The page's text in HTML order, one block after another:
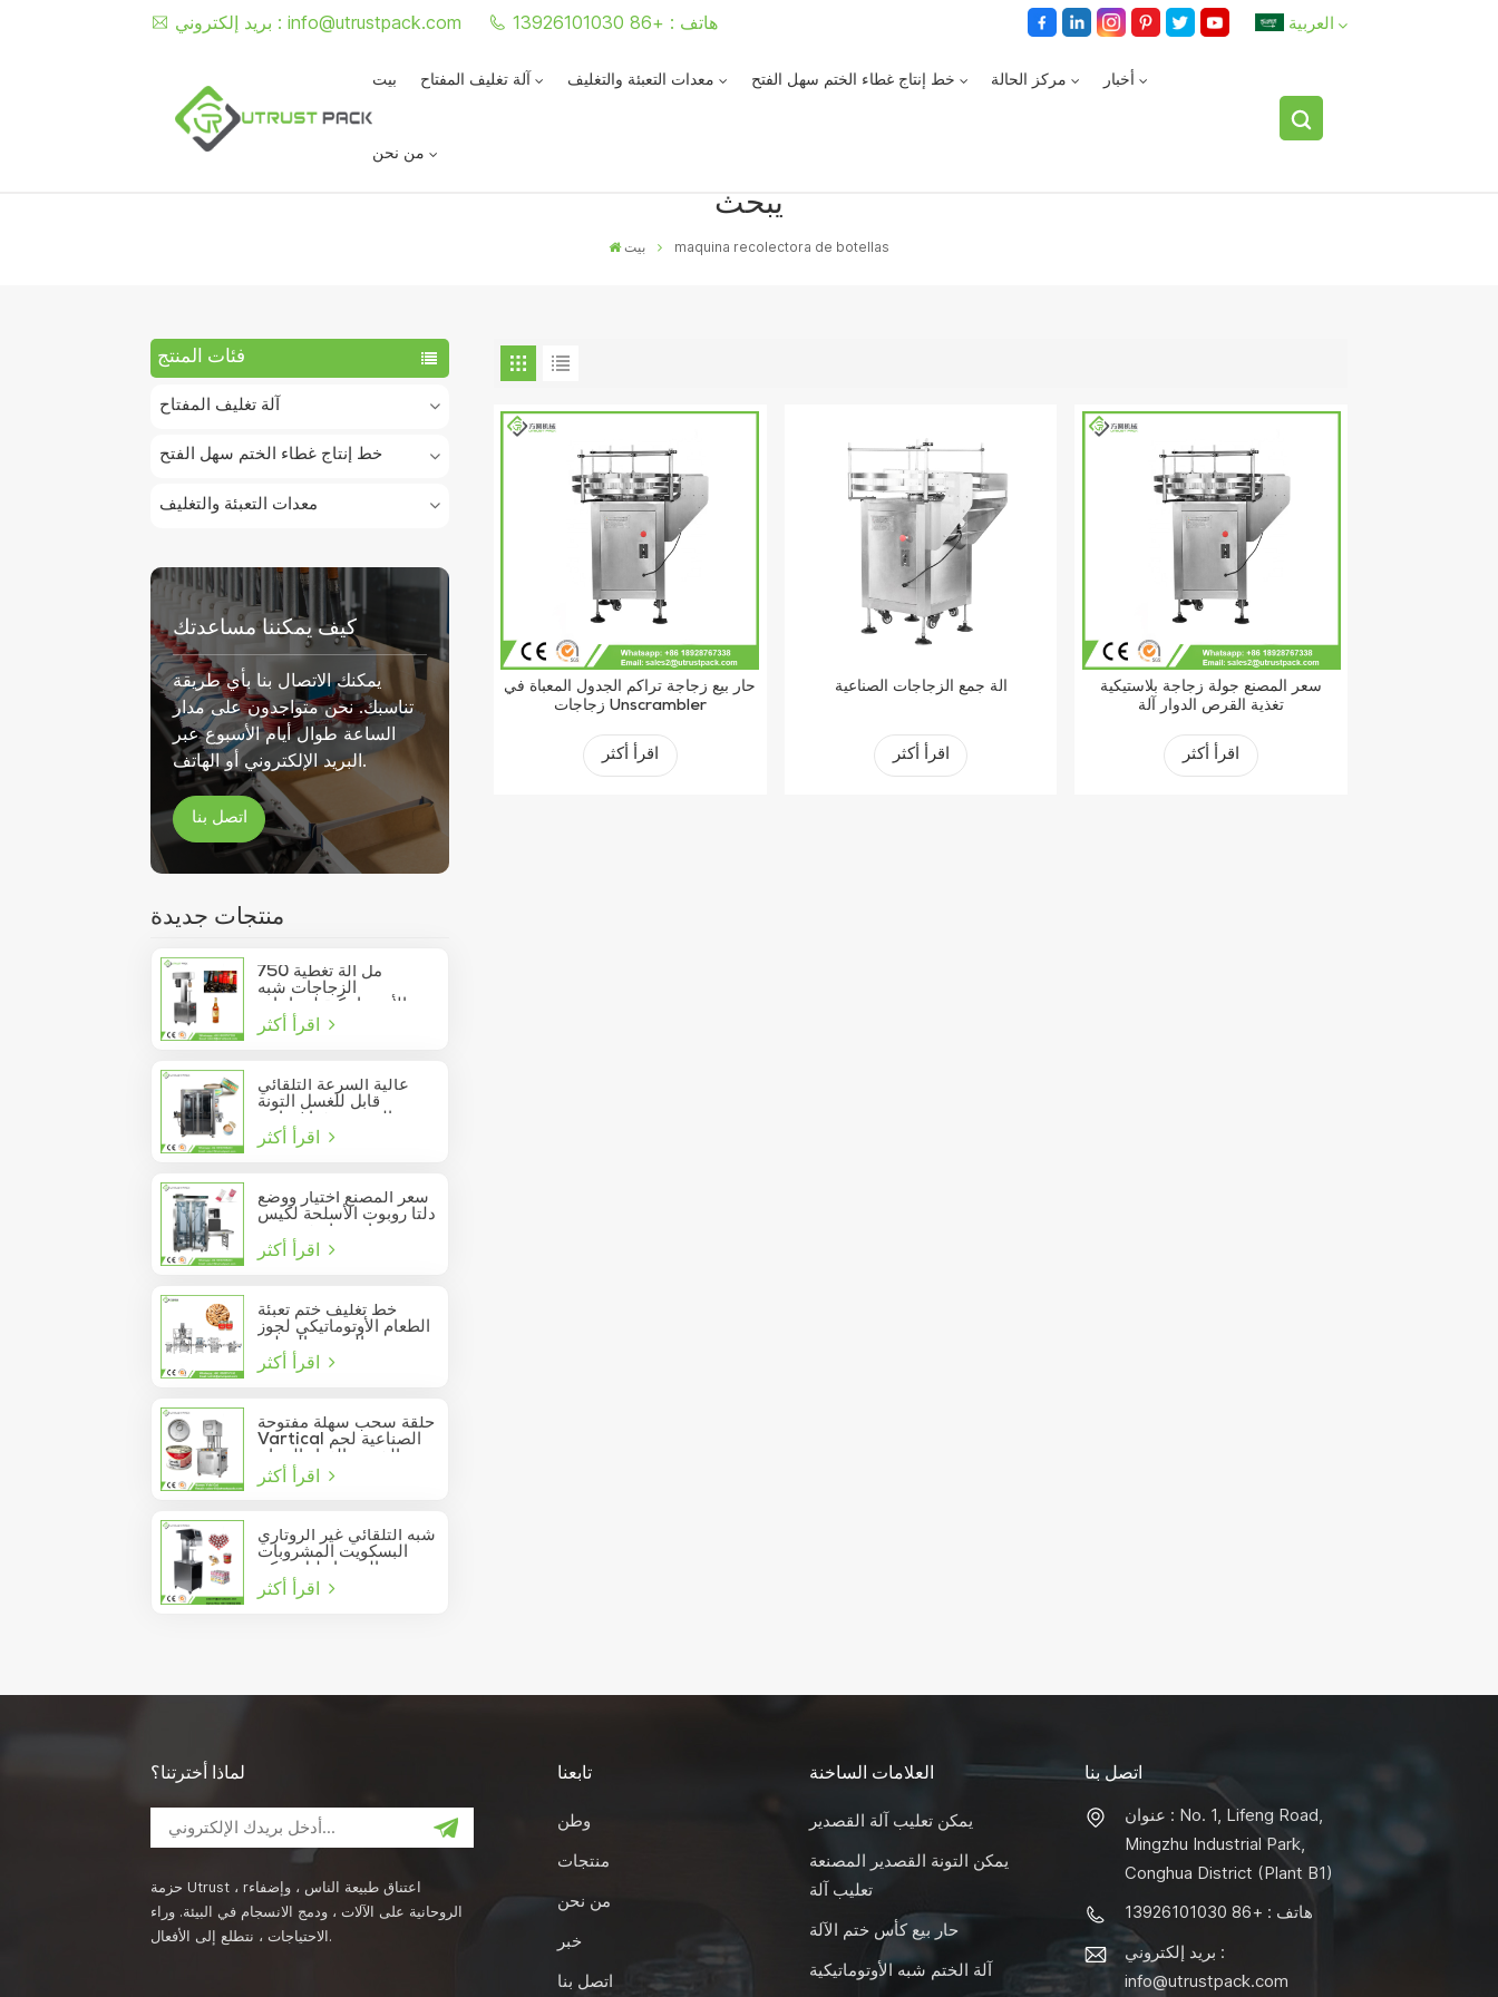
بريد إلكتروني : info@utrustpack.com هاتف : +86 13926101030 العربية
بيت آلة تغليف المفتاح معدات التعبئة والتغليف خط إنتاج غطاء الختم سهل الفتح مركز الحالة أخبار
من نحن
يبحث
بيت maquina recolectora de botellas
فئات المنتج
آلة تغليف المفتاح
خط إنتاج غطاء الختم سهل الفتح
معدات التعبئة والتغليف
كيف يمكننا مساعدتك
يمكنك الاتصال بنا بأي طريقة
تناسبك. نحن متواجدون على مدار
الساعة طوال أيام الأسبوع عبر
البريد الإلكتروني أو الهاتف.
اتصل بنا
منتجات جديدة
750 مل آلة تغطية
الزجاجات شبه
الأوتوماتيكية لزجاجات
النبيذ الزجاجية
عالية السرعة التلقائي
قابل للغسل التونة
السردين فراغ حاوية
المأكولات البحرية القصدير
يمكن السدادة
سعر المصنع اختيار ووضع
دلتا روبوت الأسلحة لكيس
خط تغليف ختم تعبئة
الطعام الأوتوماتيكي لجوز
الصنوبر المعلب
حلقة سحب سهلة مفتوحة
Vartical الصناعية لحم
الخنزير الغداء الدجاج
صدور اللحوم الغذاء يمكن
فراغ آلة ختم
شبه التلقائي غير الروتاري
البسكويت المشروبات
عصير الصودا دليل يمكن
السدادة
حار بيع زجاجة تراكم الجدول المعبأة في
زجاجات Unscrambler
اقرأ أكثر
آلة جمع الزجاجات الصناعية
اقرأ أكثر
سعر المصنع جولة زجاجة بلاستيكية
تغذية القرص الدوار آلة
اقرأ أكثر
لماذا أخترتنا؟
حزمة Utrust ، rاعتناق طبيعة الناس ، وإضفاء
الروحانية على الآلات ، ودمج الانسجام في البيئة. وراء
الاحتياجات ، نتطلع إلى الأفعال.
تابعنا
وطن
منتجات
من نحن
خبر
اتصل بنا
العلامات الساخنة
يمكن تعليب آلة القصدير
يمكن التونة القصدير المصنعة
تعليب آلة
حار بيع كأس ختم الآلة
آلة الختم شبه الأوتوماتيكية
اتصل بنا
عنوان : No. 1, Lifeng Road,
Mingzhu Industrial Park,
Conghua District (Plant B1)
هاتف : +86 13926101030
بريد إلكتروني :
info@utrustpack.com